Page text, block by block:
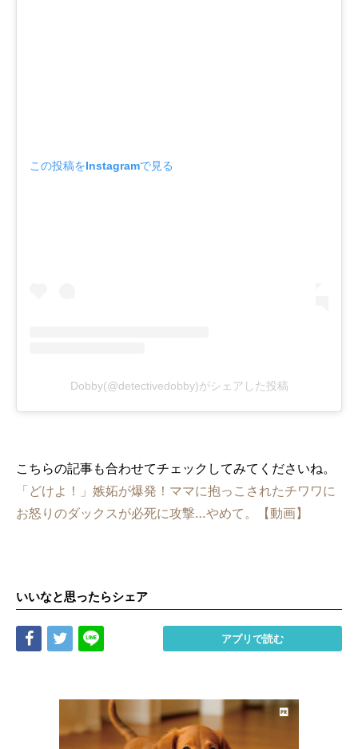
この投稿をInstagramで見る
Dobby(@detectivedobby)がシェアした投稿
こちらの記事も合わせてチェックしてみてくださいね。
「どけよ！」嫉妬が爆発！ママに抱っこされたチワワに
お怒りのダックスが必死に攻撃…やめて。【動画】
いいなと思ったらシェア
Share Tweet アプリで読む